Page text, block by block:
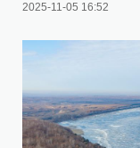
2025-11-05 16:52